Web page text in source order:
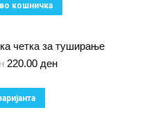
кошничка
четка за туширање
Original
was:
390.00 ден.
220.00 денCurrent